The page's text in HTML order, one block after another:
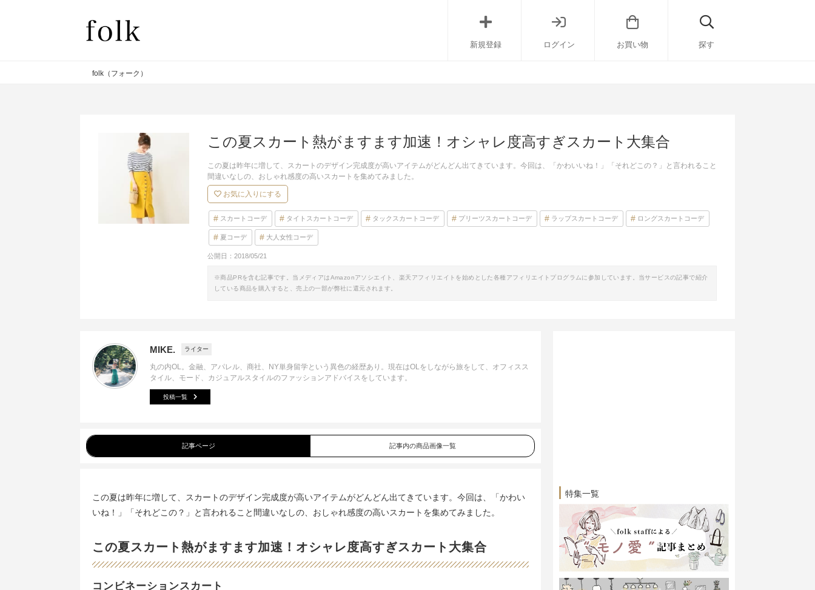
新規登録 ログイン お買い物 探す
folk（フォーク）
この夏スカート熱がますます加速！オシャレ度高すぎスカート大集合
この夏は昨年に増して、スカートのデザイン完成度が高いアイテムがどんどん出てきています。今回は、「かわいいね！」「それどこの？」と言われること
間違いなしの、おしゃれ感度の高いスカートを集めてみました。
お気に入りにする
スカートコーデ タイトスカートコーデ タックスカートコーデ プリーツスカートコーデ ラップスカートコーデ ロングスカートコーデ
夏コーデ 大人女性コーデ
公開日： 2018/05/21
※商品PRを含む記事です。当メディアはAmazonアソシエイト、楽天アフィリエイトを始めとした各種アフィリエイトプログラムに参加しています。当サービスの記事で紹介
している商品を購入すると、売上の一部が弊社に還元されます。
MIKE. ライター
丸の内OL。金融、アパレル、商社、NY単身留学という異色の経歴あり。現在はOLをしながら旅をして、オフィスス
タイル、モード、カジュアルスタイルのファッションアドバイスをしています。
投稿一覧
記事ページ 記事内の商品画像一覧
この夏は昨年に増して、スカートのデザイン完成度が高いアイテムがどんどん出てきています。今回は、「かわい
いね！」「それどこの？」と言われること間違いなしの、おしゃれ感度の高いスカートを集めてみました。
この夏スカート熱がますます加速！オシャレ度高すぎスカート大集合
コンビネーションスカート
特集一覧